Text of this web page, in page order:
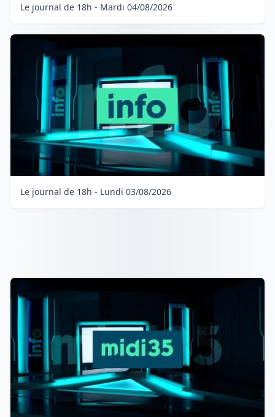
Le journal de 18h - Mardi 04/08/2026
Le journal de 18h - Lundi 03/08/2026